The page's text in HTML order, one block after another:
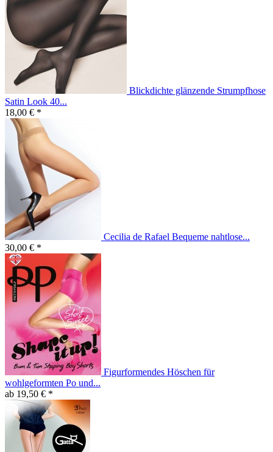
Blickdichte glänzende Strumpfhose
Satin Look 40...
18,00 € *
Cecilia de Rafael Bequeme nahtlose...
30,00 € *
Figurformendes Höschen für
wohlgeformten Po und...
ab 19,50 € *